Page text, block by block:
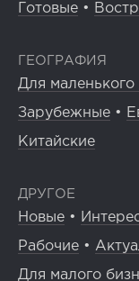
Готовые •
ГЕОГРАФИЯ
Для маленького
Зарубежные •
Китайские
ДРУГОЕ
Новые •
Рабочие •
Для малого